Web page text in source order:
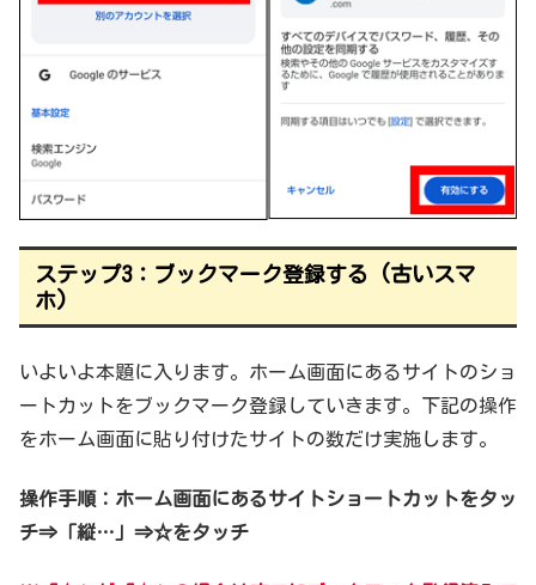
ステップ3：ブックマーク登録する (古いスマ
ホ)
いよいよ本題に入ります。ホーム画面にあるサイトのショ
ートカットをブックマーク登録していきます。下記の操作
をホーム画面に貼り付けたサイトの数だけ実施します。
操作手順：ホーム画面にあるサイトショートカットをタッ
チ⇒「縦…」⇒☆をタッチ